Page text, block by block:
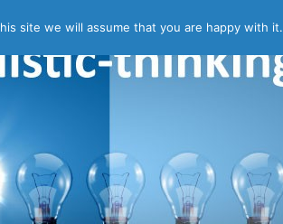
site we will assume that you are happy with it.